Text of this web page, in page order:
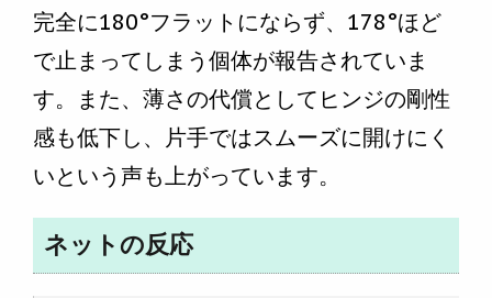
完全に180°フラットにならず、178°ほど
で止まってしまう個体が報告されていま
す。また、薄さの代償としてヒンジの剛性
感も低下し、片手ではスムーズに開けにく
いという声も上がっています。
ネットの反応